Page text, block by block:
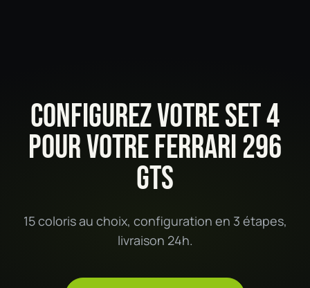
CONFIGUREZ VOTRE SET 4
POUR VOTRE FERRARI 296
GTS
15 coloris au choix, configuration en 3 étapes,
livraison 24h.